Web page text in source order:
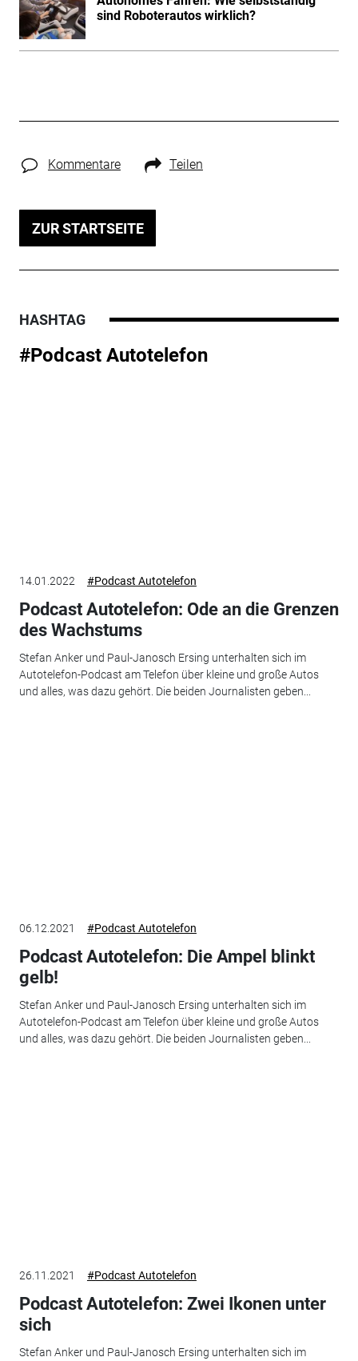
sind Roboterautos wirklich?
Kommentare Teilen
ZUR STARTSEITE
HASHTAG
#Podcast Autotelefon
14.01.2022 #Podcast Autotelefon
Podcast Autotelefon: Ode an die Grenzen
des Wachstums
Stefan Anker und Paul-Janosch Ersing unterhalten sich im
Autotelefon-Podcast am Telefon über kleine und große Autos
und alles, was dazu gehört. Die beiden Journalisten geben...
06.12.2021 #Podcast Autotelefon
Podcast Autotelefon: Die Ampel blinkt
gelb!
Stefan Anker und Paul-Janosch Ersing unterhalten sich im
Autotelefon-Podcast am Telefon über kleine und große Autos
und alles, was dazu gehört. Die beiden Journalisten geben...
26.11.2021 #Podcast Autotelefon
Podcast Autotelefon: Zwei Ikonen unter
sich
Stefan Anker und Paul-Janosch Ersing unterhalten sich im